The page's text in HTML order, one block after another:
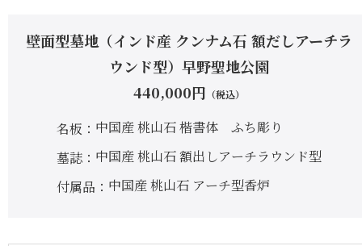
壁面型墓地（インド産 クンナム石 額だしアーチラ
ウンド型）早野聖地公園
440,000円 （税込）
名板
中国産 桃山石 楷書体 ふち彫り
墓誌
中国産 桃山石 額出しアーチラウンド型
付属品
中国産 桃山石 アーチ型香炉